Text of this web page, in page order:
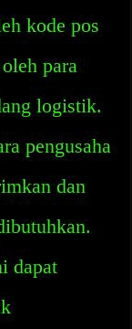
kode pos
para
logistik.
pengusaha
dan
dapat